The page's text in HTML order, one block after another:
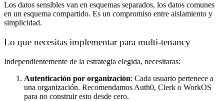
Los datos sensibles van en esquemas separados, los datos comunes
en un esquema compartido. Es un compromiso entre aislamiento y
simplicidad.
Lo que necesitas implementar para multi-tenancy
Independientemente de la estrategia elegida, necesitaras:
Autenticación por organización: Cada usuario pertenece a
una organización. Recomendamos Auth0, Clerk o WorkOS
para no construir esto desde cero.